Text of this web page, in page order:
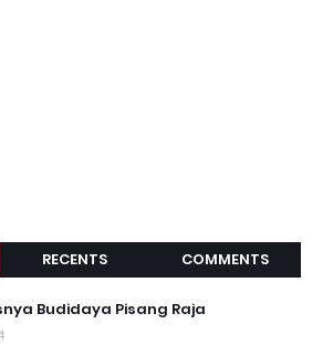
RECENTS COMMENTS
Budidaya Pisang Raja